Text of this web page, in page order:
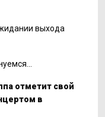
выхода
отметит свой
в